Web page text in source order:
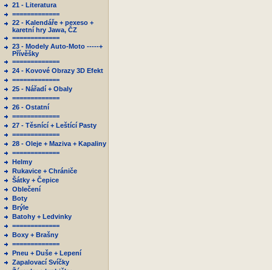
21 - Literatura
=============
22 - Kalendáře + pexeso +
karetní hry Jawa, ČZ
=============
23 - Modely Auto-Moto -----+
Přívěšky
=============
24 - Kovové Obrazy 3D Efekt
=============
25 - Nářadí + Obaly
=============
26 - Ostatní
=============
27 - Těsnící + Leštící Pasty
=============
28 - Oleje + Maziva + Kapaliny
=============
Helmy
Rukavice + Chrániče
Šátky + Čepice
Oblečení
Boty
Brýle
Batohy + Ledvinky
=============
Boxy + Brašny
=============
Pneu + Duše + Lepení
Zapalovací Svíčky